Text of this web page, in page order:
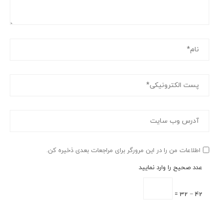
اطلاعات من را در این مرورگر برای مراجعات بعدی ذخیره کن.
عدد صحیح را وارد نمایید
42 − 32 =